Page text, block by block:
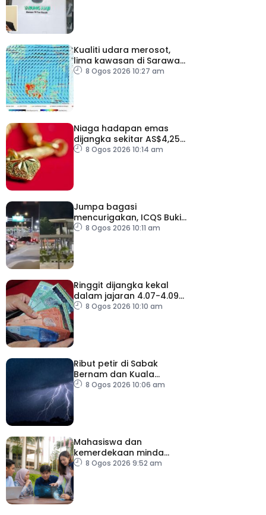
Kualiti udara merosot,
lima kawasan di Sarawak
catat IPU tidak sihat
8 Ogos 2026 10:27 am
Niaga hadapan emas
dijangka sekitar AS$4,250
hingga AS$4,350 minggu
8 Ogos 2026 10:14 am
Jumpa bagasi
mencurigakan, ICQS Bukit
Kayu Hitam ditutup dua
8 Ogos 2026 10:11 am
Ringgit dijangka kekal
dalam jajaran 4.07-4.09
berbanding dolar AS
8 Ogos 2026 10:10 am
Ribut petir di Sabak
Bernam dan Kuala
Selangor sehingga 12
8 Ogos 2026 10:06 am
Mahasiswa dan
kemerdekaan minda
dalam menghadapi
8 Ogos 2026 9:52 am